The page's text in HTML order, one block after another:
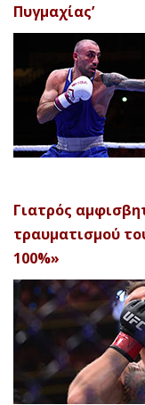
Πυγμαχίας’
Γιατρός
τραυματισμού
100%»